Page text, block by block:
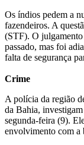
Os índios pedem a
fazendeiros. A
(STF). O julgamento
passado, mas foi
falta de segurança
Crime
A polícia da região
da Bahia, investigam
segunda-feira (9).
envolvimento com a